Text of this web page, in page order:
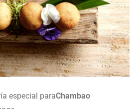
especial paraChambao